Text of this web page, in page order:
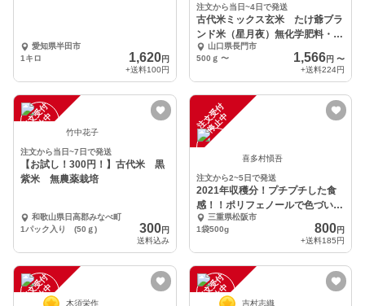
愛知県半田市
1キロ
1,620円
+送料100円
注文から当日~4日で発送
古代米ミックス玄米 たけ爺ブラ
ンド米（星月夜）無化学肥料・無
農薬栽培
山口県長門市
500ｇ 〜 1,566円 〜
+送料224円
注
文
受
付
停
止
中 竹中花子
注文から当日~7日で発送
【お試し！300円！】古代米 黒
紫米 無農薬栽培
和歌山県日高郡みなべ町
1パック入り (50ｇ)
300円
送料込み
注
文
受
付
停
止
中
喜多村愼吾
注文から2~5日で発送
2021年収穫分！プチプチした食
感！！ポリフェノールで色づいた
紫のもち麦 玄麦
三重県松阪市
1袋500g
800円
+送料185円
注
文
受
付
停
止
中 木須栄作
注
文
受
付
停
止
中 吉村志織